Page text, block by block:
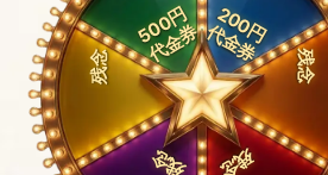
500円
代金券 200円
代金券
残念
残念
残念
残念